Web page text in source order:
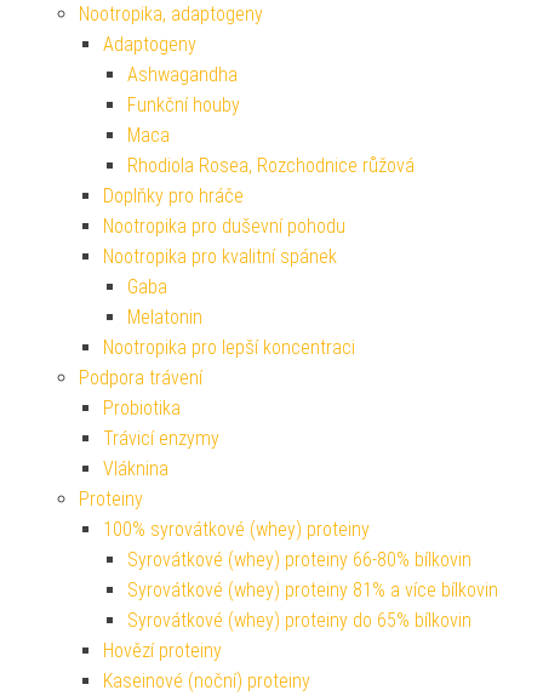
Nootropika, adaptogeny
Adaptogeny
Ashwagandha
Funkční houby
Maca
Rhodiola Rosea, Rozchodnice růžová
Doplňky pro hráče
Nootropika pro duševní pohodu
Nootropika pro kvalitní spánek
Gaba
Melatonin
Nootropika pro lepší koncentraci
Podpora trávení
Probiotika
Trávicí enzymy
Vláknina
Proteiny
100% syrovátkové (whey) proteiny
Syrovátkové (whey) proteiny 66-80% bílkovin
Syrovátkové (whey) proteiny 81% a více bílkovin
Syrovátkové (whey) proteiny do 65% bílkovin
Hovězí proteiny
Kaseinové (noční) proteiny